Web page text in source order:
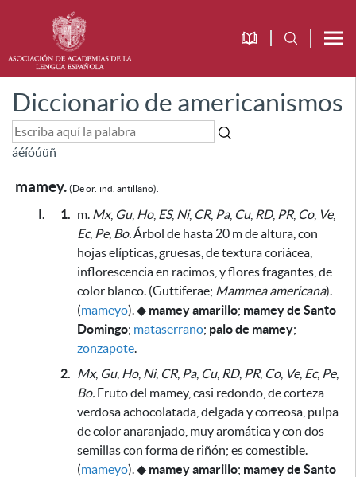
Diccionario de americanismos
áéíóúüñ
mamey. (De or. ind. antillano).
I. 1. m. Mx, Gu, Ho, ES, Ni, CR, Pa, Cu, RD, PR, Co, Ve,
Ec, Pe, Bo.Árbol de hasta 20 m de altura, con
hojas elípticas, gruesas, de textura coriácea,
inflorescencia en racimos, y flores fragantes, de
color blanco. (Guttiferae; Mammea americana).
(mameyo).◆ mamey amarillo; mamey de Santo
Domingo; mataserrano; palo de mamey;
zonzapote.
2. Mx, Gu, Ho, Ni, CR, Pa, Cu, RD, PR, Co, Ve, Ec, Pe,
Bo. Fruto del mamey, casi redondo, de corteza
verdosa achocolatada, delgada y correosa, pulpa
de color anaranjado, muy aromática y con dos
semillas con forma de riñón; es comestible.
(mameyo).◆ mamey amarillo; mamey de Santo